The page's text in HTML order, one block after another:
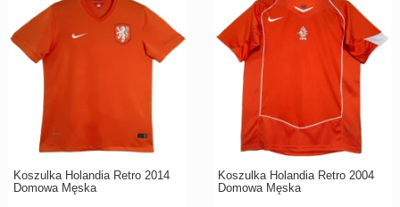
Koszulka Holandia Retro 2014
Domowa Męska
Koszulka Holandia Retro 2004
Domowa Męska